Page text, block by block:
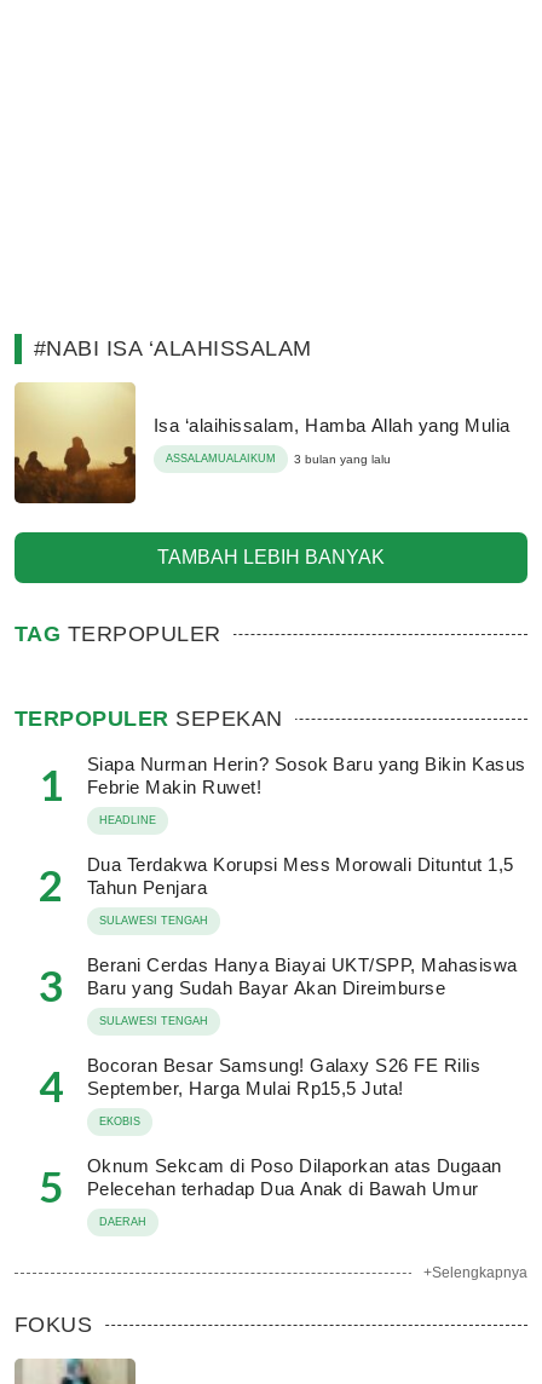
#NABI ISA ‘ALAHISSALAM
Isa ‘alaihissalam, Hamba Allah yang Mulia
ASSALAMUALAIKUM 3 bulan yang lalu
TAMBAH LEBIH BANYAK
TAG TERPOPULER
TERPOPULER SEPEKAN
1
Siapa Nurman Herin? Sosok Baru yang Bikin Kasus
Febrie Makin Ruwet!
HEADLINE
2
Dua Terdakwa Korupsi Mess Morowali Dituntut 1,5
Tahun Penjara
SULAWESI TENGAH
3
Berani Cerdas Hanya Biayai UKT/SPP, Mahasiswa
Baru yang Sudah Bayar Akan Direimburse
SULAWESI TENGAH
4
Bocoran Besar Samsung! Galaxy S26 FE Rilis
September, Harga Mulai Rp15,5 Juta!
EKOBIS
5
Oknum Sekcam di Poso Dilaporkan atas Dugaan
Pelecehan terhadap Dua Anak di Bawah Umur
DAERAH
+Selengkapnya
FOKUS